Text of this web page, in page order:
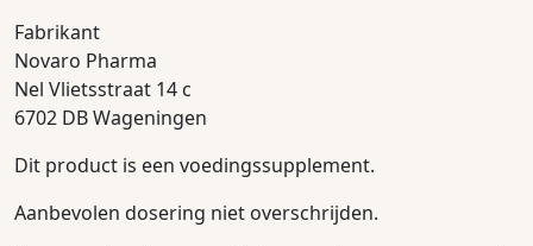
Fabrikant
Novaro Pharma
Nel Vlietsstraat 14 c
6702 DB Wageningen
Dit product is een voedingssupplement.
Aanbevolen dosering niet overschrijden.